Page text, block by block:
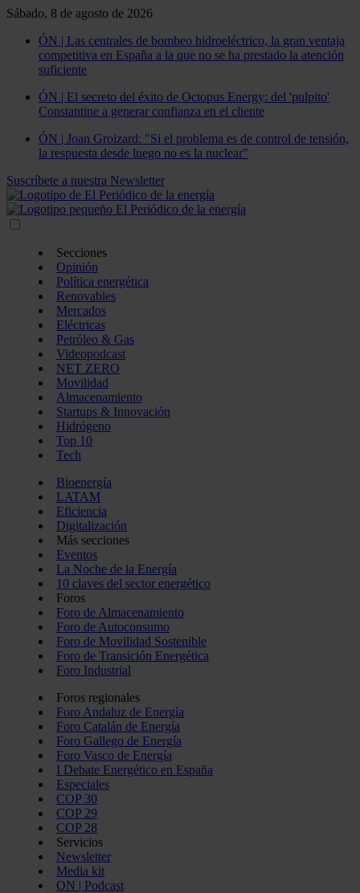
Sábado, 8 de agosto de 2026
ÓN | Las centrales de bombeo hidroeléctrico, la gran ventaja
competitiva en España a la que no se ha prestado la atención
suficiente
ÓN | El secreto del éxito de Octopus Energy: del 'pulpito'
Constantine a generar confianza en el cliente
ÓN | Joan Groizard: "Si el problema es de control de tensión,
la respuesta desde luego no es la nuclear"
Suscríbete a nuestra Newsletter
Secciones
Opinión
Política energética
Renovables
Mercados
Eléctricas
Petróleo & Gas
Videopodcast
NET ZERO
Movilidad
Almacenamiento
Startups & Innovación
Hidrógeno
Top 10
Tech
Bioenergía
LATAM
Eficiencia
Digitalización
Más secciones
Eventos
La Noche de la Energía
10 claves del sector energético
Foros
Foro de Almacenamiento
Foro de Autoconsumo
Foro de Movilidad Sostenible
Foro de Transición Energética
Foro Industrial
Foros regionales
Foro Andaluz de Energía
Foro Catalán de Energía
Foro Gallego de Energía
Foro Vasco de Energía
I Debate Energético en España
Especiales
COP 30
COP 29
COP 28
Servicios
Newsletter
Media kit
ON | Podcast